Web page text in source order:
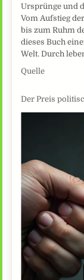
Ursprünge und
Vom Aufstieg
bis zum Ruhm
dieses Buch
Welt. Durch
Quelle
Der Preis